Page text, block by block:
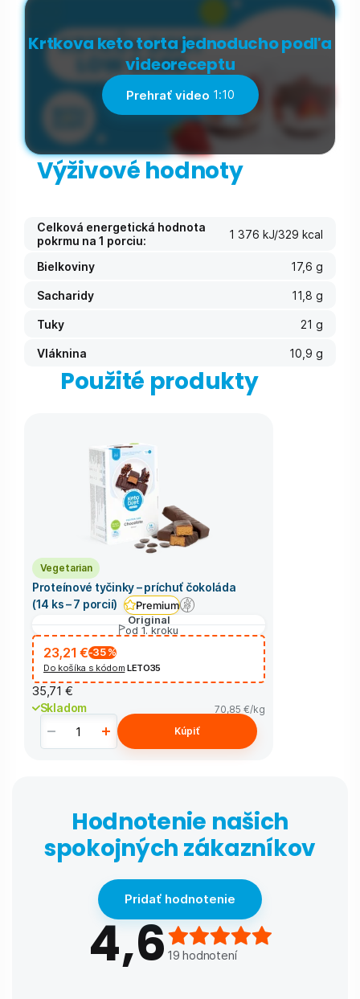
Krtkova keto torta jednoducho podľa
videoreceptu
Prehrať video 1:10
Výživové hodnoty
Celková energetická hodnota
pokrmu na 1 porciu:
1 376 kJ/329 kcal
Bielkoviny
17,6 g
Sacharidy
11,8 g
Tuky
21 g
Vláknina
10,9 g
Použité produkty
Vegetarian
Proteínové tyčinky – príchuť čokoláda
(14 ks – 7 porcií)
Premium
Original
od 1. kroku
23,21 €-35%
Do košíka s kódom LETO35
35,71 €
Skladom 70,85 €/kg
Kúpiť
Hodnotenie našich
spokojných zákazníkov
Pridať hodnotenie
4,619 hodnotení